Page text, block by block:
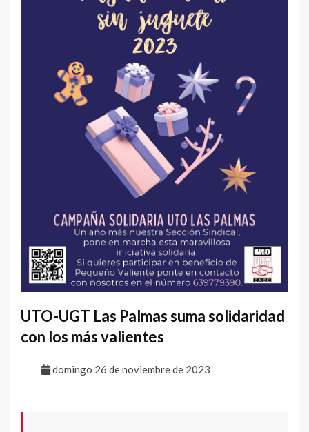
UTO-UGT Las Palmas suma solidaridad
con los más valientes
domingo 26 de noviembre de 2023